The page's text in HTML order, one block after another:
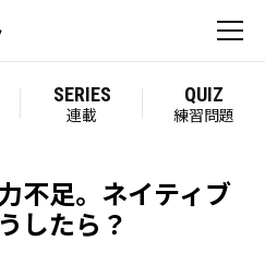
SERIES
連載
QUIZ
練習問題
不足。ネイティブ
したら？